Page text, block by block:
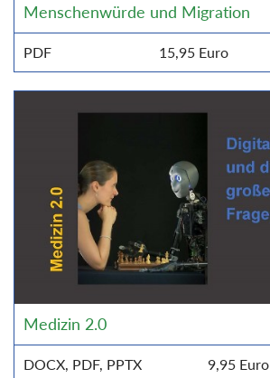
Menschenwürde und Migration
PDF 15,95 Euro
Medizin 2.0
DOCX, PDF, PPTX 9,95 Euro